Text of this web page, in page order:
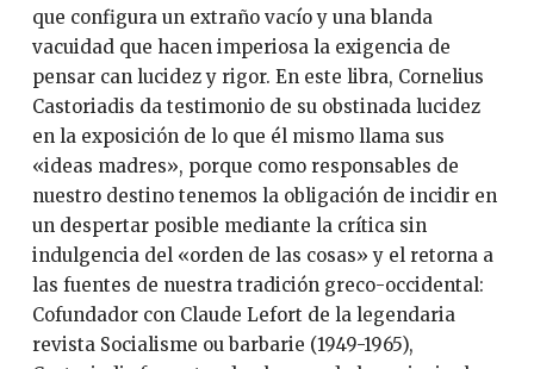
que configu­ra un extraño vacío y una blanda
vacuidad que hacen imperiosa la exigen­cia de
pensar can lucidez y rigor. En este libra, Cornelius
Castoriadis da testimonio de su obstinada lucidez
en la exposición de lo que él mismo llama sus
«ideas madres», porque como responsables de
nuestro destino tenemos la obligación de incidir en
un despertar posible mediante la crítica sin
indulgencia del «orden de las cosas» y el retorna a
las fuentes de nuestra tradición greco-occidental:
Cofundador con Claude Lefort de la legendaria
revista Socialisme ou barbarie (1949-1965),